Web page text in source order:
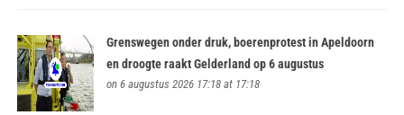
Grenswegen onder druk, boerenprotest in Apeldoorn
en droogte raakt Gelderland op 6 augustus
on 6 augustus 2026 17:18 at 17:18